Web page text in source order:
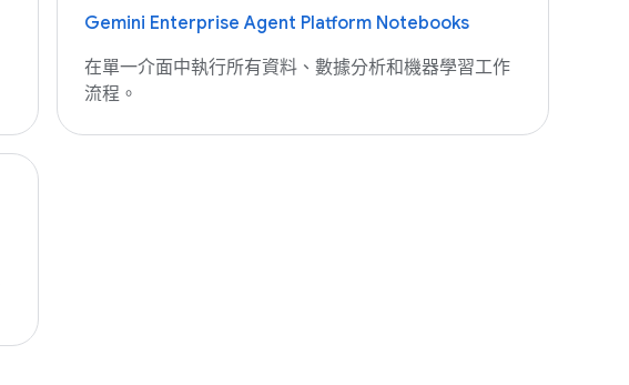
Gemini Enterprise Agent Platform Notebooks
在單一介面中執行所有資料、數據分析和機器學習工作
流程。